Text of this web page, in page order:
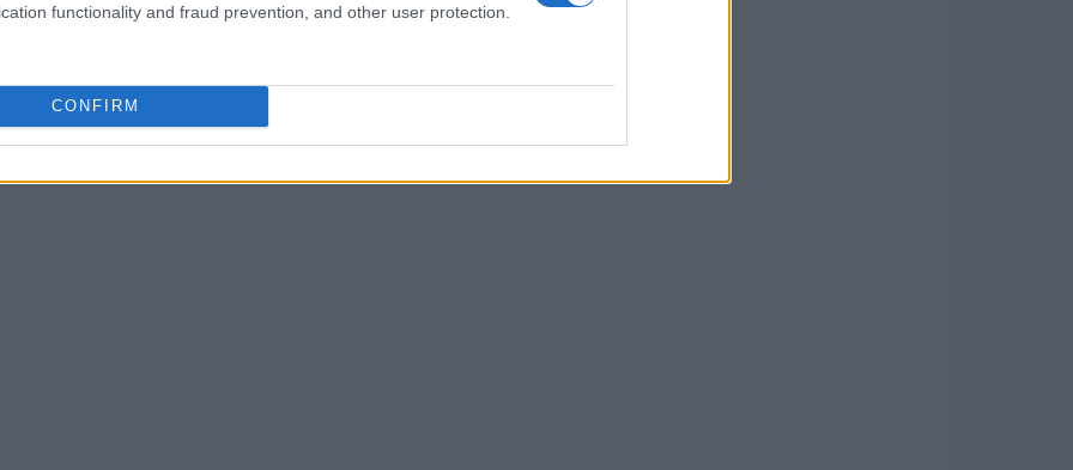
functionality and fraud prevention, and other user protection.
CONFIRM